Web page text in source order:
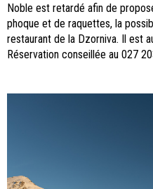
Noble est retardé afin de
phoque et de raquettes, la
restaurant de la Dzorniva. Il est
Réservation conseillée au 027